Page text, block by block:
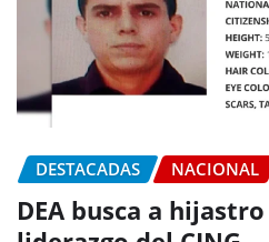
DESTACADAS NACIONAL
DEA busca a